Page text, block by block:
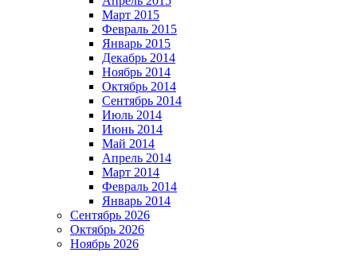
Март 2015
Февраль 2015
Январь 2015
Декабрь 2014
Ноябрь 2014
Октябрь 2014
Сентябрь 2014
Июль 2014
Июнь 2014
Май 2014
Апрель 2014
Март 2014
Февраль 2014
Январь 2014
Сентябрь 2026
Октябрь 2026
Ноябрь 2026